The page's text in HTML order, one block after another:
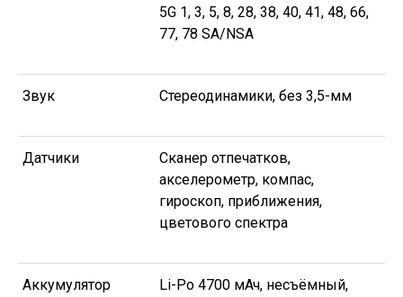
5G 1, 3, 5, 8, 28, 38, 40, 41, 48, 66,
77, 78 SA/NSA
Звук Стереодинамики, без 3,5-мм
Датчики
Сканер отпечатков,
акселерометр, компас,
гироскоп, приближения,
цветового спектра
Аккумулятор
Li-Po 4700 мАч, несъёмный,